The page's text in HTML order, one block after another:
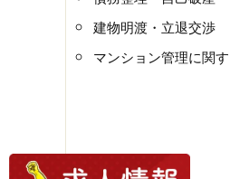
建物明渡・立退交渉
マンション管理に関